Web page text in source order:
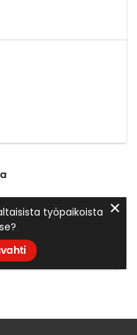
työpaikoista ✕